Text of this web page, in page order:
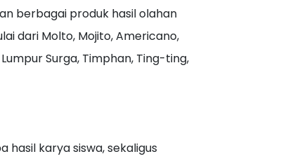
berbagai produk hasil olahan
dari Molto, Mojito, Americano,
Surga, Timphan, Ting-ting,
hasil karya siswa, sekaligus